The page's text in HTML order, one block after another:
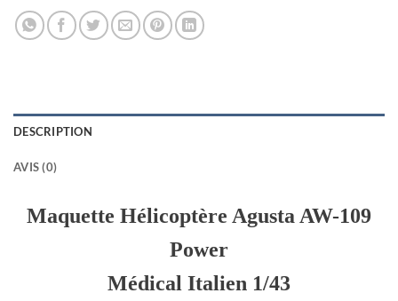
DESCRIPTION
AVIS (0)
Maquette Hélicoptère Agusta AW-109
Power
Médical Italien 1/43